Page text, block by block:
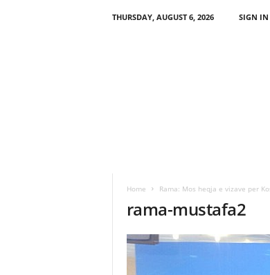
THURSDAY, AUGUST 6, 2026 SIGN
Home Rama: Mos heqja e vizave per
rama-mustafa2